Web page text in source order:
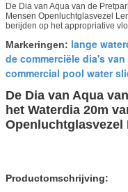
De Dia van Aqua van de
Mensen Openluchtglasvezel
berijden op het appropriative
Markeringen: lange
de commerciële dia's
commercial pool water
De Dia van Aqua
het Waterdia 20m
Openluchtglasvezel
Productomschrijving: